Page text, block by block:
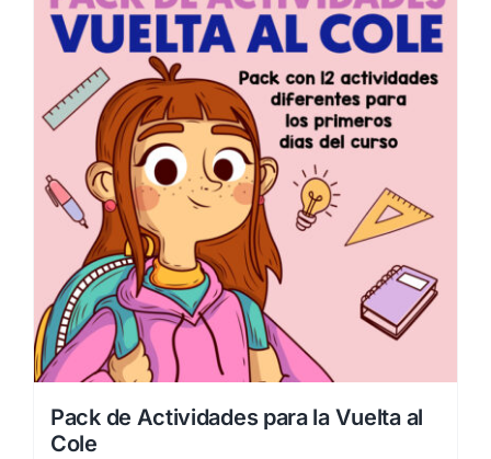
Pack de Actividades para la Vuelta al
Cole